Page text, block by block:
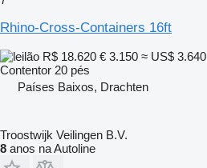
Rhino-Cross-Containers 16ft
R$ 18.620 € 3.150 ≈ US$ 3.640
Contentor 20 pés
Países Baixos, Drachten
Troostwijk Veilingen B.V.
8 anos na Autoline